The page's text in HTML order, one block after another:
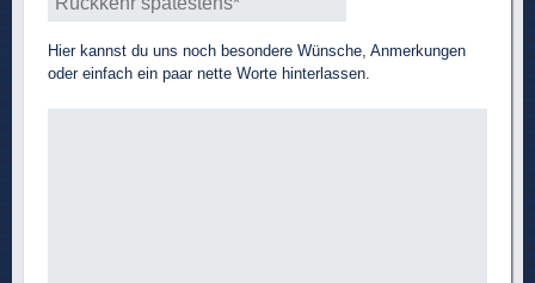
Hier kannst du uns noch besondere Wünsche, Anmerkungen
oder einfach ein paar nette Worte hinterlassen.